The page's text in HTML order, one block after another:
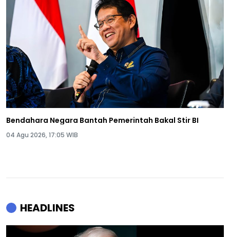
Bendahara Negara Bantah Pemerintah Bakal Stir BI
04 Agu 2026, 17:05 WIB
HEADLINES